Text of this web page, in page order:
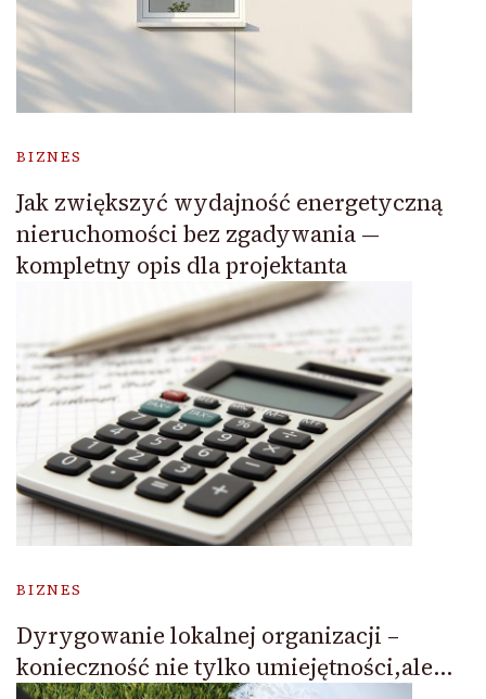
BIZNES
Jak zwiększyć wydajność energetyczną
nieruchomości bez zgadywania —
kompletny opis dla projektanta
BIZNES
Dyrygowanie lokalnej organizacji –
konieczność nie tylko umiejętności,ale…